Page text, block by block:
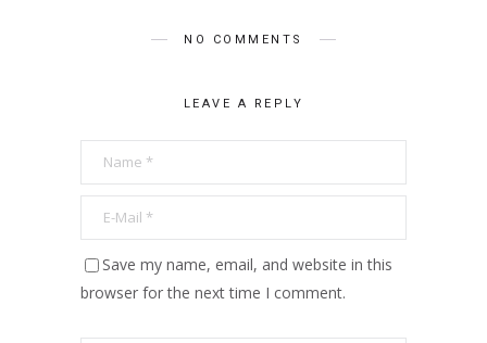
NO COMMENTS
LEAVE A REPLY
Save my name, email, and website in this
browser for the next time I comment.